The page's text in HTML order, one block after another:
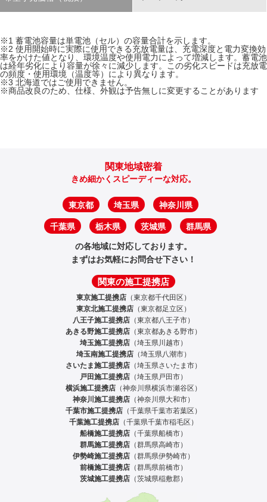
※1 蓄電池容量は単電池（セル）の容量合計を示します。
※2 使用開始時に実際に使用できる充放電量は、充電深度と電力変換効
率をかけた値となり、環境温度や使用電力によって増減します。蓄電池
は経年劣化により容量が徐々に減少します。この劣化スピードは充放電
の頻度・使用環境（温度等）により異なります。
※3 北海道ではご使用できません。
※商品改良のため、仕様、外観は予告無しに変更することがあります
関東地域密着
きめ細かくスピーディーな対応。
東京都 埼玉県 神奈川県
千葉県 栃木県 茨城県 群馬県
の各地域に対応しております。
まずはお気軽にお問合せ下さい！
関東の施工提携店
東京施工提携店 （東京都千代田区）
東京北施工提携店 （東京都足立区）
八王子施工提携店 （東京都八王子市）
あきる野施工提携店 （東京都あきる野市）
埼玉施工提携店 （埼玉県川越市）
埼玉南施工提携店 （埼玉県八潮市）
さいたま施工提携店 （埼玉県さいたま市）
戸田施工提携店 （埼玉県戸田市）
横浜施工提携店 （神奈川県横浜市瀬谷区）
神奈川施工提携店 （神奈川県大和市）
千葉市施工提携店 （千葉県千葉市若葉区）
千葉施工提携店 （千葉県千葉市稲毛区）
船橋施工提携店 （千葉県船橋市）
群馬施工提携店 （群馬県高崎市）
伊勢崎施工提携店 （群馬県伊勢崎市）
前橋施工提携店 （群馬県前橋市）
茨城施工提携店 （茨城県稲敷郡）